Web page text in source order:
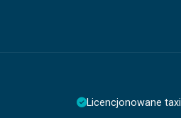
Licencjonowane taxi